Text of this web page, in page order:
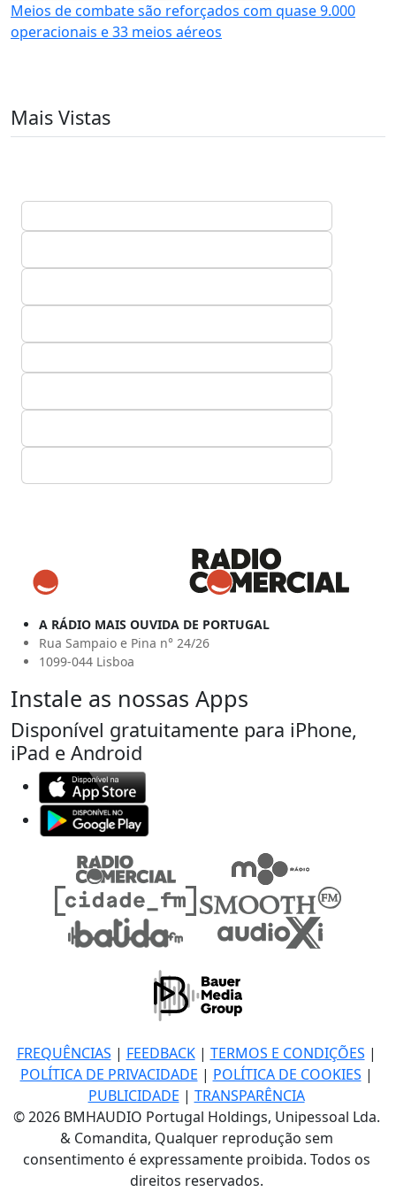
Meios de combate são reforçados com quase 9.000
operacionais e 33 meios aéreos
Mais Vistas
A RÁDIO MAIS OUVIDA DE PORTUGAL
Rua Sampaio e Pina n° 24/26
1099-044 Lisboa
Instale as nossas Apps
Disponível gratuitamente para iPhone,
iPad e Android
FREQUÊNCIAS | FEEDBACK| TERMOS E CONDIÇÕES |
POLÍTICA DE PRIVACIDADE | POLÍTICA DE COOKIES |
PUBLICIDADE | TRANSPARÊNCIA
© 2026 BMHAUDIO Portugal Holdings, Unipessoal Lda.
& Comandita, Qualquer reprodução sem
consentimento é expressamente proibida. Todos os
direitos reservados.